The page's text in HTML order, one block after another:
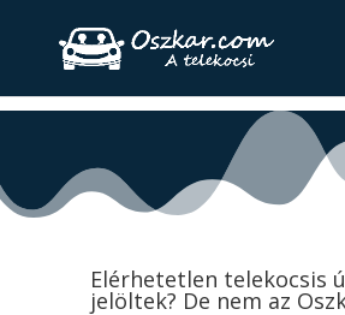
Elérhetetlen telekocsis
jelöltek? De nem az